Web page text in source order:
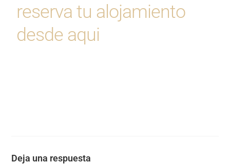
reserva tu alojamiento
desde aqui
Deja una respuesta